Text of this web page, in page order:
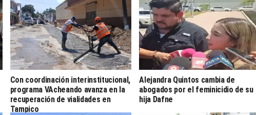
Con coordinación interinstitucional,
programa VAcheando avanza en la
recuperación de vialidades en
Tampico
Alejandra Quintos cambia de
abogados por el feminicidio de su
hija Dafne